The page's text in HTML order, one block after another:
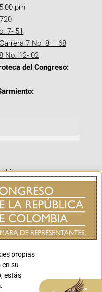
pm
7- 51
Carrera 7 No. 8 – 68
No. 12- 02
del Congreso:
propias
en su
estás
Aceptar